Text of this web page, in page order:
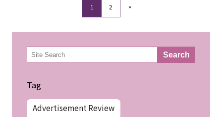
1 2 »
検
索 Search
Tag
Advertisement Review